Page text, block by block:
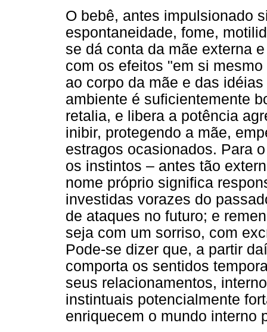
O bebê, antes impulsionado
espontaneidade, fome,
se dá conta da mãe externa
com os efeitos "em si
ao corpo da mãe e das
ambiente é suficientemente
retalia, e libera a potência
inibir, protegendo a mãe,
estragos ocasionados. Para
os instintos – antes tão
nome próprio significa
investidas vorazes do
de ataques no futuro; e
seja com um sorriso, com
Pode-se dizer que, a partir
comporta os sentidos
seus relacionamentos,
instintuais potencialmente
enriquecem o mundo interno